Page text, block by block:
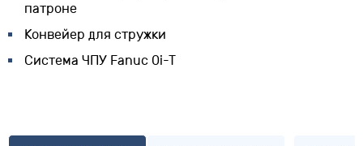
патроне
Конвейер для стружки
Система ЧПУ Fanuc 0i-T